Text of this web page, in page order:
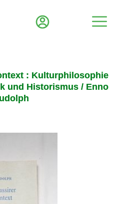
: Kulturphilosophie
und Historismus / Enno